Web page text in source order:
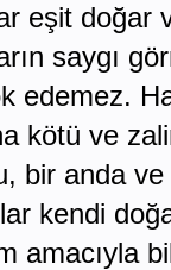
eşit doğar
saygı
edemez.
kötü ve
bir anda ve
kendi
amacıyla